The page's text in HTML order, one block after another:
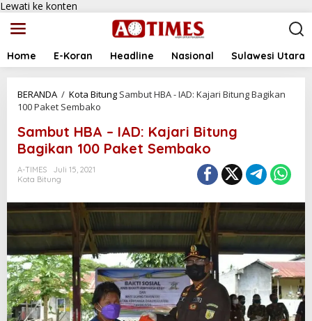
Lewati ke konten
Home E-Koran Headline Nasional Sulawesi Utara
BERANDA / Kota Bitung Sambut HBA - IAD: Kajari Bitung Bagikan
100 Paket Sembako
Sambut HBA – IAD: Kajari Bitung
Bagikan 100 Paket Sembako
A-TIMES
Juli 15, 2021
Kota Bitung